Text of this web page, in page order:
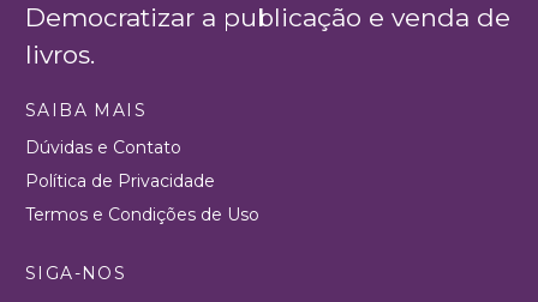
Democratizar a publicação e venda de
livros.
SAIBA MAIS
Dúvidas e Contato
Política de Privacidade
Termos e Condições de Uso
SIGA-NOS